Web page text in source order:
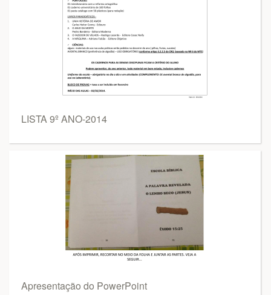
LISTA 9º ANO-2014
Apresentação do PowerPoint